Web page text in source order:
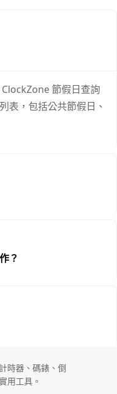
節假日查詢
表，包括公共節假日、
？
時器、碼錶、倒
用工具。